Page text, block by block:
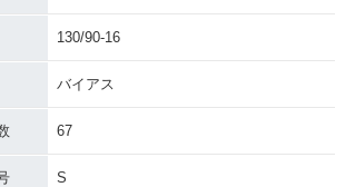
130/90-16
バイアス
67
S